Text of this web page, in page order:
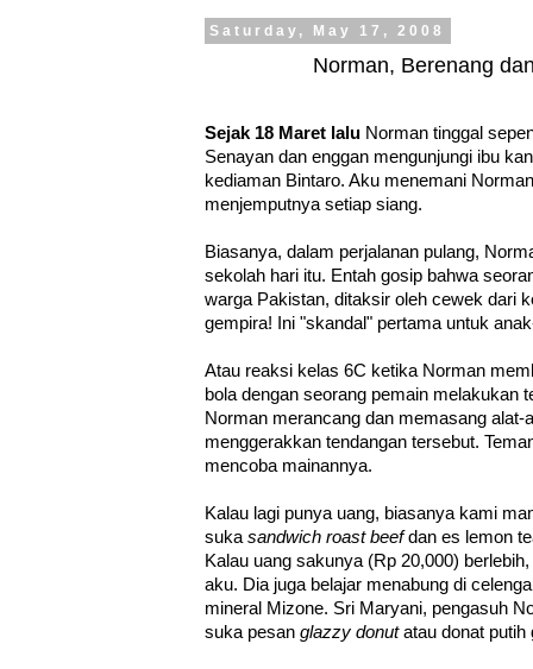
Saturday, May 17, 2008
Norman, Berenang
Sejak 18 Maret lalu Norman tinggal
Senayan dan enggan mengunjungi ibu
kediaman Bintaro. Aku menemani
menjemputnya setiap siang.
Biasanya, dalam perjalanan pulang,
sekolah hari itu. Entah gosip bahwa
warga Pakistan, ditaksir oleh cewek dari
gempira! Ini "skandal" pertama untuk
Atau reaksi kelas 6C ketika Norman
bola dengan seorang pemain melakukan
Norman merancang dan memasang alat-
menggerakkan tendangan tersebut.
mencoba mainannya.
Kalau lagi punya uang, biasanya kami
suka sandwich roast beefdan es lemon
Kalau uang sakunya (Rp 20,000)
aku. Dia juga belajar menabung di
mineral Mizone. Sri Maryani, pengasuh
suka pesan glazzy donutatau donat putih